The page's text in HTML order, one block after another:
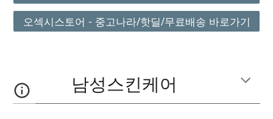
오섹시스토어 - 중고나라/핫딜/무료배송 바로가기
남성스킨케어